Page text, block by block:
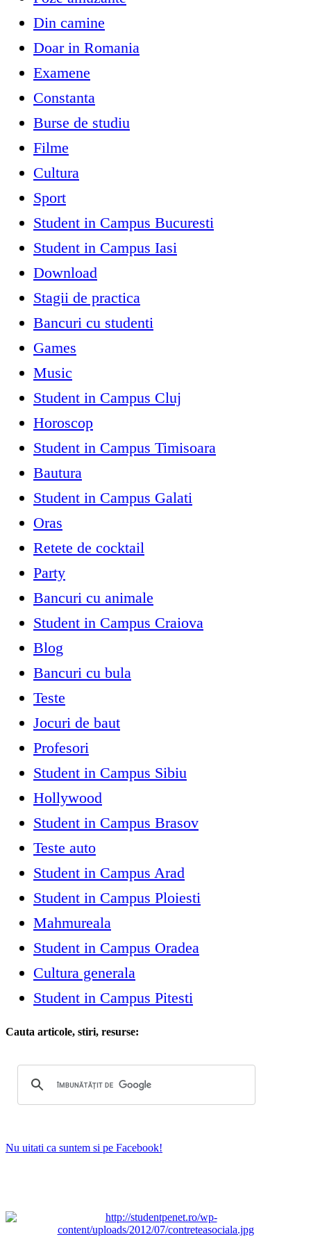
Din camine
Doar in Romania
Examene
Constanta
Burse de studiu
Filme
Cultura
Sport
Student in Campus Bucuresti
Student in Campus Iasi
Download
Stagii de practica
Bancuri cu studenti
Games
Music
Student in Campus Cluj
Horoscop
Student in Campus Timisoara
Bautura
Student in Campus Galati
Oras
Retete de cocktail
Party
Bancuri cu animale
Student in Campus Craiova
Blog
Bancuri cu bula
Teste
Jocuri de baut
Profesori
Student in Campus Sibiu
Hollywood
Student in Campus Brasov
Teste auto
Student in Campus Arad
Student in Campus Ploiesti
Mahmureala
Student in Campus Oradea
Cultura generala
Student in Campus Pitesti
Cauta articole, stiri, resurse:
Nu uitati ca suntem si pe Facebook!